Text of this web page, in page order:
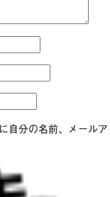
自分の名前、メールア